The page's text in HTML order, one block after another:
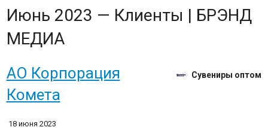
Июнь 2023 — Клиенты | БРЭНД
МЕДИА
АО Корпорация
Комета
Сувениры оптом
18 июня 2023